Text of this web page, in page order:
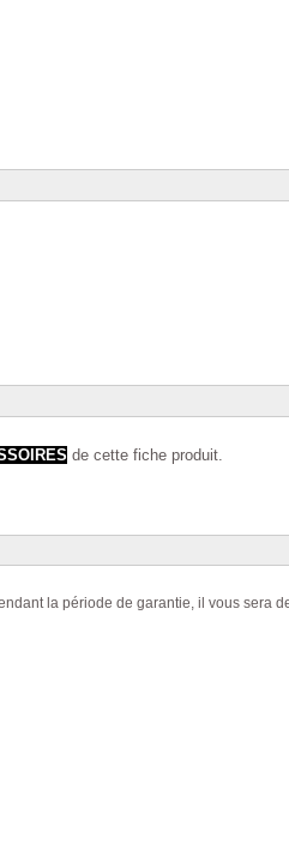
de cette fiche produit.
la période de garantie, il vous sera